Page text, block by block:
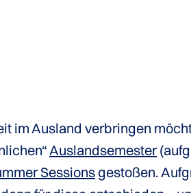
im Ausland verbringen
Auslandsemester
Sessionsgestoßen.